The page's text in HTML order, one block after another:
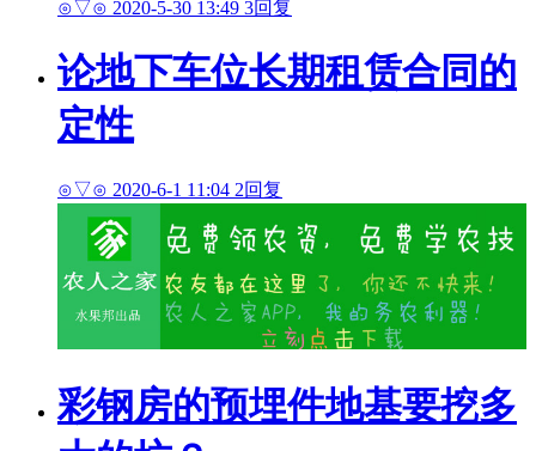
⊙▽⊙ 2020-5-30 13:49 3回复
论地下车位长期租赁合同的
定性
⊙▽⊙ 2020-6-1 11:04 2回复
彩钢房的预埋件地基要挖多